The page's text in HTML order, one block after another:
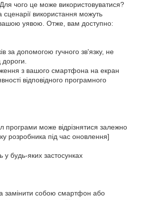
чого це може використовуватися?
сценарії використання можуть
уявою. Отже, вам доступно:
за допомогою гучного зв'язку, не
дороги.
з вашого смартфона на екран
відповідного програмного
програми може відрізнятися залежно
розробника під час оновлення]
у будь-яких застосунках
замінити собою смартфон або